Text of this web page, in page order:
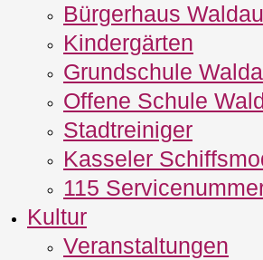
Bürgerhaus Waldau
Kindergärten
Grundschule
Offene Schule
Stadtreiniger
Kasseler
115
Kultur
Veranstaltungen